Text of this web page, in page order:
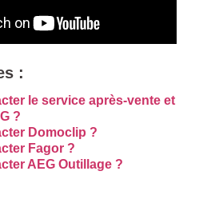
:
le service après-vente et
?
Domoclip ?
Fagor ?
AEG Outillage ?